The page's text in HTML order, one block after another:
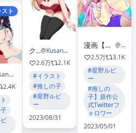
ト
@Kusana47454281
2.4K
クサナ
@Kusana47454281
2.6万
2.1K
#イラスト
#推しの子
#星野ルビ
ー
2023/08/31
漫画【推しの子】赤坂アカ×横槍メンゴ★完結！★
@oshinoko_comic
2.5万
3.1K
#星野ルビ
ー
#推しの
子】原作公
式Twitterフ
ォロワー
2023/05/01